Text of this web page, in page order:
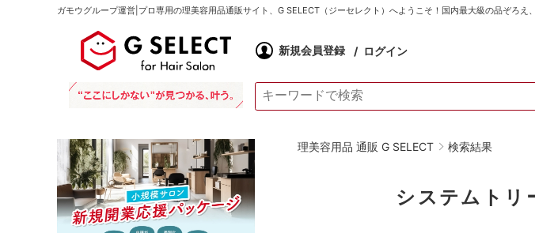
ガモウグループ運営|プロ専用の理美容用品通販サイト、G SELECT（ジーセレクト）へようこそ！国内最大級の品ぞろえ
新規会員登録 ログイン
理美容用品 通販 G SELECT 検索結果
システムト